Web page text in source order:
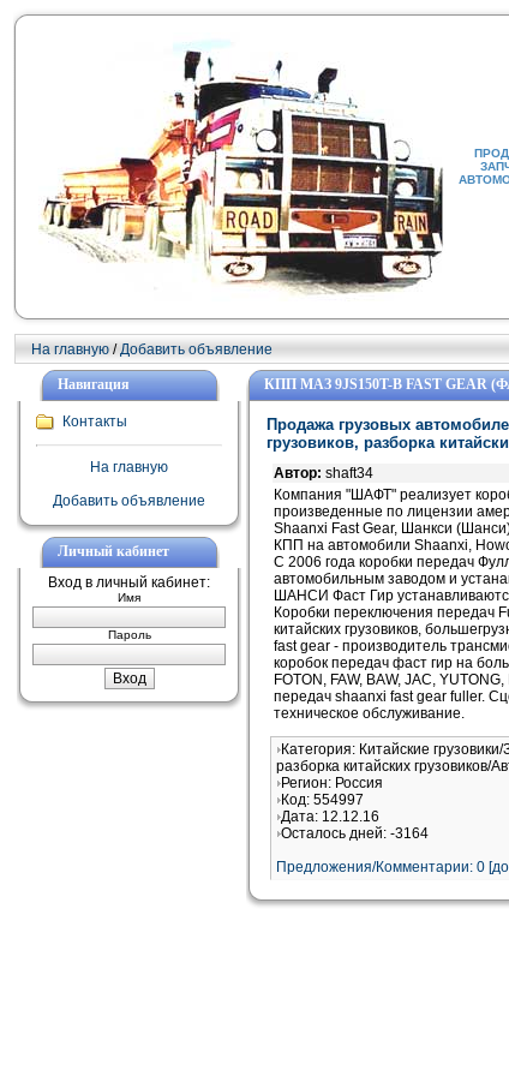
На главную /Добавить объявление
Навигация
Контакты
На главную
Добавить объявление
Личный кабинет
Вход в личный кабинет:
Имя
Пароль
КПП МАЗ 9JS150T-B FAST GEAR
Продажа грузовых
грузовиков, разборка
Автор: shaft34
Компания "ШАФТ" реализует
произведенные по лицензии
Shaanxi Fast Gear, Шанкси
КПП на автомобили Shaanxi,
С 2006 года коробки передач
автомобильным заводом и
ШАНСИ Фаст Гир
Коробки переключения передач
китайских грузовиков,
fast gear - производитель
коробок передач фаст гир на
FOTON, FAW, BAW, JAC,
передач shaanxi fast gear fuller.
техническое обслуживание.
Категория: Китайские
разборка китайских грузовиков/
Регион: Россия
Код: 554997
Дата: 12.12.16
Осталось дней: -3164
Предложения/Комментарии: 0